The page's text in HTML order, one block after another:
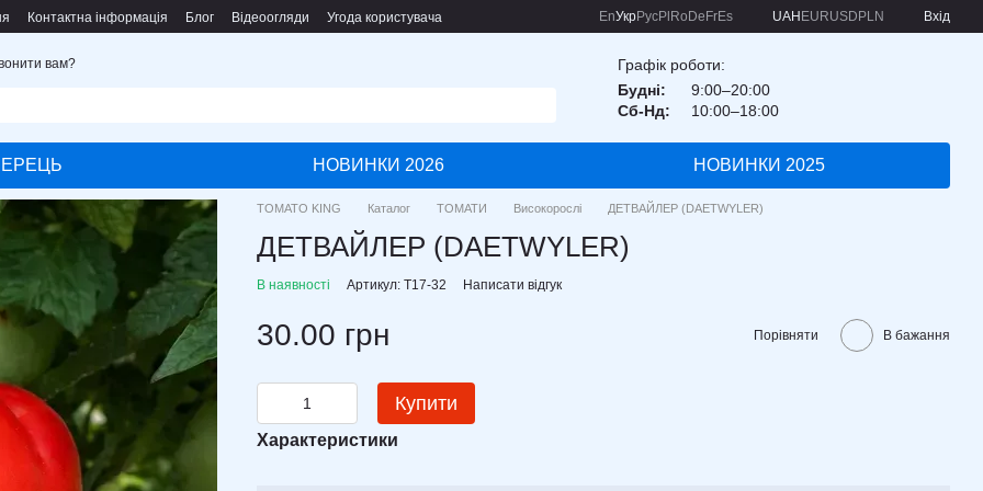
Контактна інформація Блог Відеоогляди Угода користувача EnУкрРусPl Ro De FrEs UAH EURUSD PLN Вхід
вам?
Графік роботи:
Будні:
9:00–20:00
Сб-Нд:
10:00–18:00
НОВИНКИ 2026 НОВИНКИ 2025
TOMATO KING Каталог ТОМАТИ Високорослі ДЕТВАЙЛЕР (DAETWYLER)
ДЕТВАЙЛЕР (DAETWYLER)
В наявності Артикул: T17-32 Написати відгук
30.00 грн Порівняти В бажання
Купити
Характеристики